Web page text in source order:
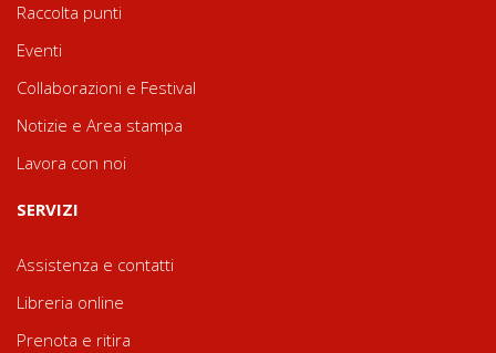
Raccolta punti
Eventi
Collaborazioni e Festival
Notizie e Area stampa
Lavora con noi
SERVIZI
Assistenza e contatti
Libreria online
Prenota e ritira